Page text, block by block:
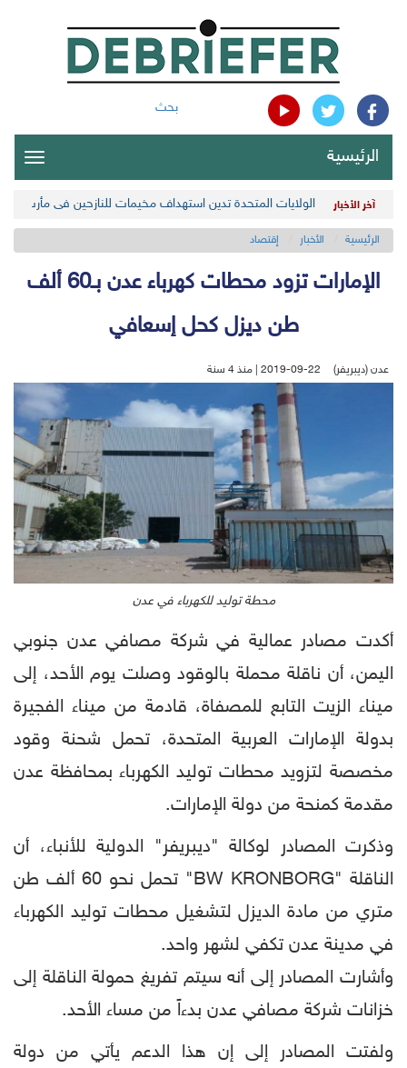
بحث
الرئيسية
آخر الأخبار الولايات المتحدة تدين استهداف مخيمات للنازحين في مأرب
الرئيسية الأخبار إقتصاد
الإمارات تزود محطات كهرباء عدن بـ60 ألف
طن ديزل كحل إسعافي
عدن (ديبريفر) 2019-09-22 | منذ 4 سنة
محطة توليد للكهرباء في عدن
أكدت مصادر عمالية في شركة مصافي عدن جنوبي
اليمن، أن ناقلة محملة بالوقود وصلت يوم الأحد، إلى
ميناء الزيت التابع للمصفاة، قادمة من ميناء الفجيرة
بدولة الإمارات العربية المتحدة، تحمل شحنة وقود
مخصصة لتزويد محطات توليد الكهرباء بمحافظة عدن
مقدمة كمنحة من دولة الإمارات.
وذكرت المصادر لوكالة "ديبريفر" الدولية للأنباء، أن
الناقلة "BW KRONBORG" تحمل نحو 60 ألف طن
متري من مادة الديزل لتشغيل محطات توليد الكهرباء
في مدينة عدن تكفي لشهر واحد.
وأشارت المصادر إلى أنه سيتم تفريغ حمولة الناقلة إلى
خزانات شركة مصافي عدن بدءاً من مساء الأحد.
ولفتت المصادر إلى إن هذا الدعم يأتي من دولة